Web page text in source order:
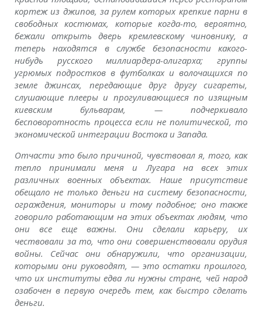
кортеж из джипов, за рулем которых крепкие парни в
свободных костюмах, которые когда-то, вероятно,
бежали открыть дверь кремлевскому чиновнику, а
теперь находятся в службе безопасности какого-
нибудь русского миллиардера-олигарха; группы
угрюмых подростков в футболках и волочащихся по
земле джинсах, передающие друг другу сигареты,
слушающие плееры и прогуливающиеся по изящным
киевским бульварам, — подчеркивало
бесповоротность процесса если не политической, то
экономической интеграции Востока и Запада.
Отчасти это было причиной, чувствовал я, того, как
тепло принимали меня и Лугара на всех этих
различных военных объектах. Наше присутствие
обещало не только деньги на систему безопасности,
ограждения, мониторы и тому подобное; оно также
говорило работающим на этих объектах людям, что
они все еще важны. Они сделали карьеру, их
чествовали за то, что они совершенствовали орудия
войны. Сейчас они обнаружили, что организации,
которыми они руководят, — это остатки прошлого,
что их институты едва ли нужны стране, чей народ
озабочен в первую очередь тем, как быстро сделать
деньги.